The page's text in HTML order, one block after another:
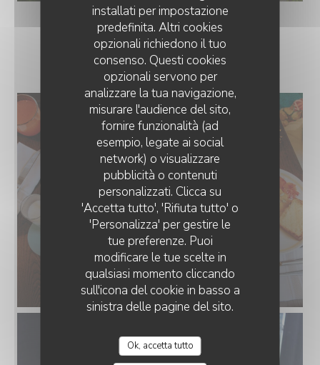
installati per impostazione
predefinita. Altri cookies
opzionali richiedono il tuo
consenso. Questi cookies
opzionali servono per
analizzare la tua navigazione,
misurare l'audience del sito,
fornire funzionalità (ad
esempio, legate ai social
network) o visualizzare
pubblicità o contenuti
personalizzati. Clicca su
'Accetta tutto', 'Rifiuta tutto' o
'Personalizza' per gestire le
tue preferenze. Puoi
modificare le tue scelte in
qualsiasi momento cliccando
sull'icona del cookie in basso a
sinistra delle pagine del sito.
Ok, accetta tutto
BRUNCH DU DIMANCHE